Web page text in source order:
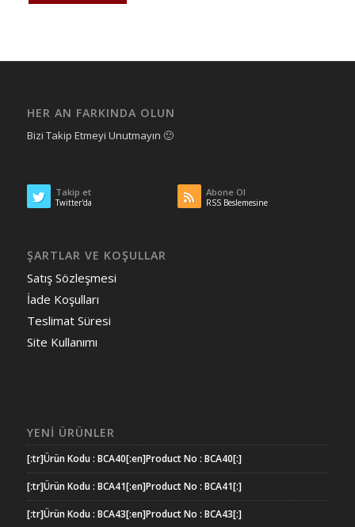
HER AN FARKINDA OLUN
Bizi Takip Etmeyi Unutmayın 🙂
Takip et
Twitter'da
Abone Ol
RSS Beslemesine
ŞARTLAR VE KOŞULLAR
Satış Sözleşmesi
İade Koşulları
Teslimat Süresi
Site Kullanımı
YENI ÜRÜNLER
[:tr]Ürün Kodu : BCA40[:en]Product No : BCA40[:]
[:tr]Ürün Kodu : BCA41[:en]Product No : BCA41[:]
[:tr]Ürün Kodu : BCA43[:en]Product No : BCA43[:]